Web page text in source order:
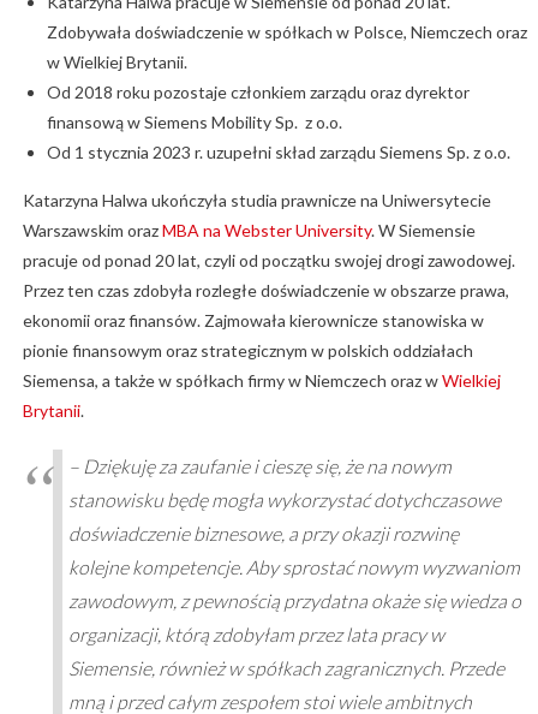
Zdobywała doświadczenie w spółkach w Polsce, Niemczech oraz
w Wielkiej Brytanii.
Od 2018 roku pozostaje członkiem zarządu oraz dyrektor
finansową w Siemens Mobility Sp. z o.o.
Od 1 stycznia 2023 r. uzupełni skład zarządu Siemens Sp. z o.o.
Katarzyna Halwa ukończyła studia prawnicze na Uniwersytecie
Warszawskim orazMBA na Webster University. W Siemensie
pracuje od ponad 20 lat, czyli od początku swojej drogi zawodowej.
Przez ten czas zdobyła rozległe doświadczenie w obszarze prawa,
ekonomii oraz finansów. Zajmowała kierownicze stanowiska w
pionie finansowym oraz strategicznym w polskich oddziałach
Siemensa, a także w spółkach firmy w Niemczech oraz wWielkiej
Brytanii.
– Dziękuję za zaufanie i cieszę się, że na nowym
stanowisku będę mogła wykorzystać dotychczasowe
doświadczenie biznesowe, a przy okazji rozwinę
kolejne kompetencje. Aby sprostać nowym wyzwaniom
zawodowym, z pewnością przydatna okaże się wiedza o
organizacji, którą zdobyłam przez lata pracy w
Siemensie, również w spółkach zagranicznych. Przede
mną i przed całym zespołem stoi wiele ambitnych